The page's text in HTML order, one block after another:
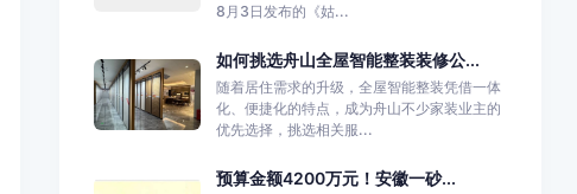
8月3日发布的《姑...
如何挑选舟山全屋智能整装装修公...
随着居住需求的升级，全屋智能整装凭借一体
化、便捷化的特点，成为舟山不少家装业主的
优先选择，挑选相关服...
预算金额4200万元！安徽一砂...